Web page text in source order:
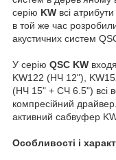
серію KW всі
в той же час
акустичних систем
У серію QSC KW
KW122 (НЧ 12"),
(НЧ 15" + СЧ 6.5") всі
компресійний
активний сабвуфер
Особливості і